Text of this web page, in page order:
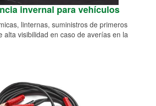
invernal para vehículos
linternas, suministros de primeros
alta visibilidad en caso de averías en la